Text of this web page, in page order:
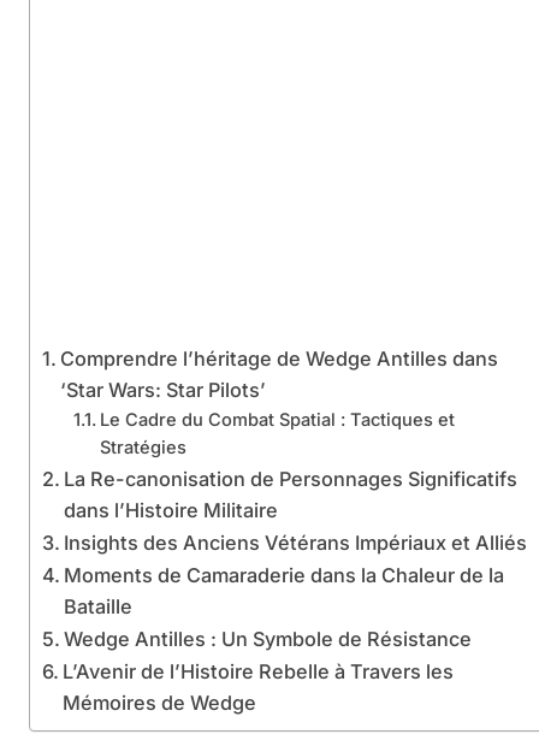
Comprendre l’héritage de Wedge Antilles dans
‘Star Wars: Star Pilots’
Le Cadre du Combat Spatial : Tactiques et
Stratégies
La Re-canonisation de Personnages Significatifs
dans l’Histoire Militaire
Insights des Anciens Vétérans Impériaux et Alliés
Moments de Camaraderie dans la Chaleur de la
Bataille
Wedge Antilles : Un Symbole de Résistance
L’Avenir de l’Histoire Rebelle à Travers les
Mémoires de Wedge